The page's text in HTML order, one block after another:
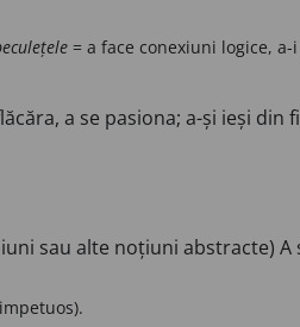
= a face conexiuni logice, a-
a se pasiona; a-și ieși din
sau alte noțiuni abstracte) A